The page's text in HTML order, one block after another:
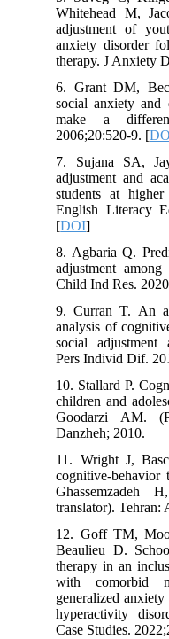
Whitehead M,
adjustment of
anxiety disorder
therapy. J
6. Grant DM,
social anxiety
make a
2006;20:520-9. [
7. Sujana SA,
adjustment and
students at
English Literacy
[DOI
8. Agbaria Q.
adjustment
Child Ind Res.
9. Curran T. An
analysis of
social
Pers Individ Dif.
10. Stallard P.
children and
Goodarzi AM.
Danzheh; 2010.
11. Wright J,
cognitive-
translator).
12. Goff TM,
Beaulieu D.
therapy in an
with comorbid
generalized
hyperactivity
Case Studies.